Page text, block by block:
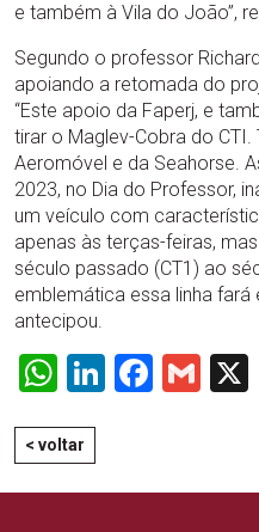
e também à Vila do João”,
Segundo o professor
apoiando a retomada do
“Este apoio da Faperj, e
tirar o Maglev-Cobra do
Aeromóvel e da Seahorse.
2023, no Dia do Professor,
um veículo com
apenas às terças-feiras,
século passado (CT1) ao
emblemática essa linha fará
antecipou.
WhatsApp
LinkedIn
< voltar